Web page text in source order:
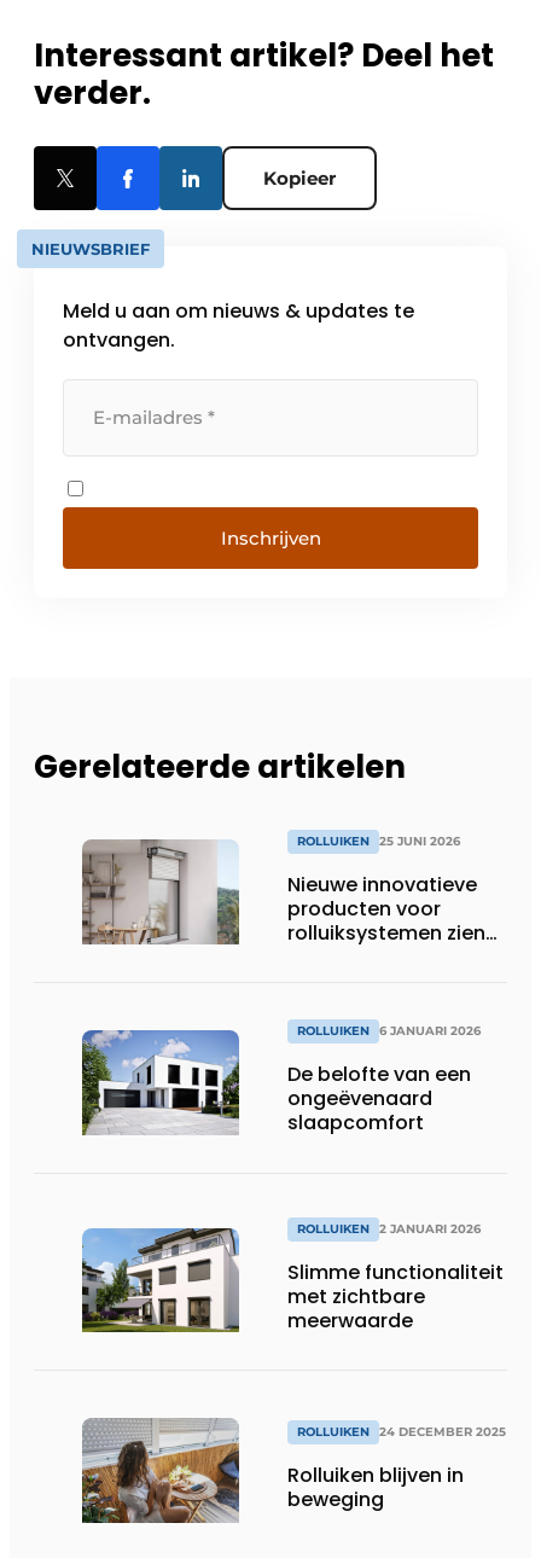
Interessant artikel? Deel het
verder.
Kopieer
NIEUWSBRIEF
Meld u aan om nieuws & updates te
ontvangen.
Inschrijven
Gerelateerde artikelen
ROLLUIKEN 25 JUNI 2026
Nieuwe innovatieve
producten voor
rolluiksystemen zien
ROLLUIKEN 6 JANUARI 2026
De belofte van een
ongeëvenaard
slaapcomfort
ROLLUIKEN 2 JANUARI 2026
Slimme functionaliteit
met zichtbare
meerwaarde
ROLLUIKEN 24 DECEMBER 2025
Rolluiken blijven in
beweging